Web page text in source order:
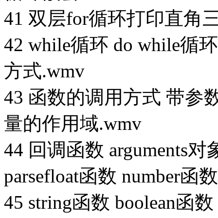
41 双层for循环打印直角
42 while循环 do while循
方式.wmv
43 函数的调用方式 带参
量的作用域.wmv
44 回调函数 arguments对
parsefloat函数 number函
45 string函数 boolean函